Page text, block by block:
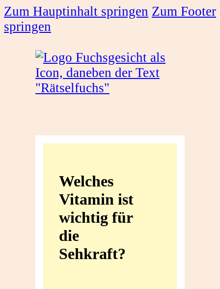
Zum Hauptinhalt springen Zum Footer
springen
Welches
Vitamin
wichtig
Welches
Vitamin ist
wichtig für
die
Sehkraft?